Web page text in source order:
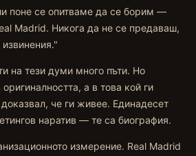
поне се опитваме да се борим —
Madrid. Никога да не се предаваш,
на тези думи много пъти. Но
а в това кой ги
че ги живее. Единадесет
наратив — те са биография.
измерение. Real Madrid